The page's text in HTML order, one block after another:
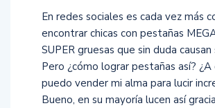
En redes sociales es cada vez más
encontrar chicas con pestañas
SUPER gruesas que sin duda causan
Pero ¿cómo lograr pestañas así? ¿A
puedo vender mi alma para lucir
Bueno, en su mayoría lucen así